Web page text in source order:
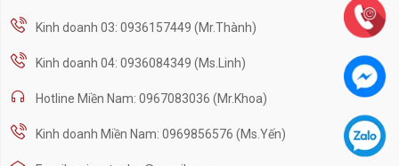
Kinh doanh 03: 0936157449 (Mr.Thành)
Kinh doanh 04: 0936084349 (Ms.Linh)
Hotline Miền Nam: 0967083036 (Mr.Khoa)
Kinh doanh Miền Nam: 0969856576 (Ms.Yến)